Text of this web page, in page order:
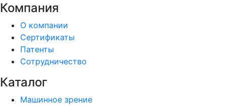
Компания
О компании
Сертификаты
Патенты
Сотрудничество
Каталог
Машинное зрение